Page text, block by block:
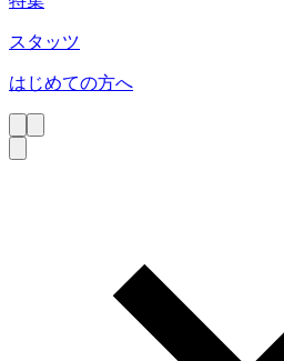
スタッツ
はじめての方へ